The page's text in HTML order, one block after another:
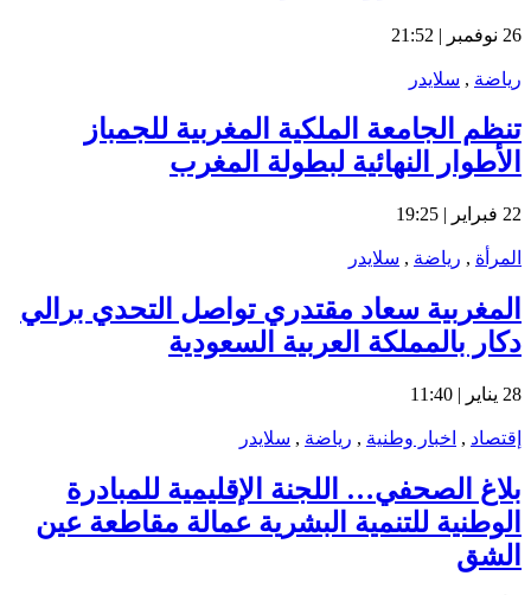
26 نوفمبر | 21:52
رياضة , سلايدر
تنظم الجامعة الملكية المغربية للجمباز
الأطوار النهائية لبطولة المغرب
22 فبراير | 19:25
المرأة , رياضة , سلايدر
المغربية سعاد مقتدري تواصل التحدي برالي
دكار بالمملكة العربية السعودية
28 يناير | 11:40
إقتصاد , اخبار وطنية , رياضة , سلايدر
بلاغ الصحفي… اللجنة الإقليمية للمبادرة
الوطنية للتنمية البشرية عمالة مقاطعة عين
الشق